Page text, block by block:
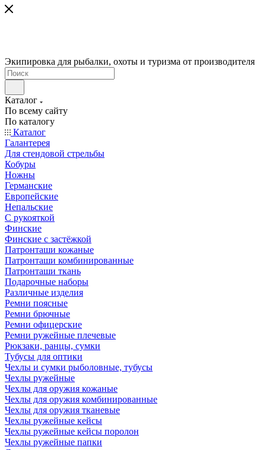
Экипировка для рыбалки, охоты и туризма от производителя
Каталог
По всему сайту
По каталогу
Каталог
Галантерея
Для стендовой стрельбы
Кобуры
Ножны
Германские
Европейские
Непальские
С рукояткой
Финские
Финские с застёжкой
Патронташи кожаные
Патронташи комбинированные
Патронташи ткань
Подарочные наборы
Различные изделия
Ремни поясные
Ремни брючные
Ремни офицерские
Ремни ружейные плечевые
Рюкзаки, ранцы, сумки
Тубусы для оптики
Чехлы и сумки рыболовные, тубусы
Чехлы ружейные
Чехлы для оружия кожаные
Чехлы для оружия комбинированные
Чехлы для оружия тканевые
Чехлы ружейные кейсы
Чехлы ружейные кейсы поролон
Чехлы ружейные папки